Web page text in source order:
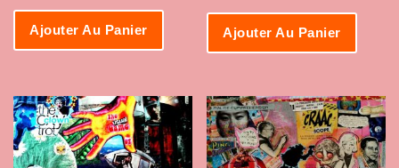
Ajouter Au Panier Ajouter Au Panier